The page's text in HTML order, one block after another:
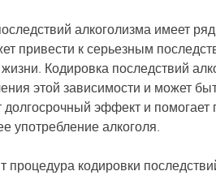
алкоголизма имеет
привести к серьезным
Кодировка последствий
этой зависимости и может
долгосрочный эффект и помогает
употребление алкоголя.
процедура кодировки